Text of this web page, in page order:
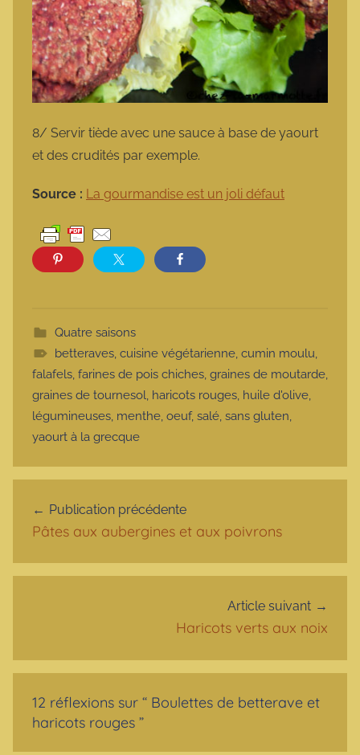
8/ Servir tiède avec une sauce à base de yaourt
et des crudités par exemple.
Source : La gourmandise est un joli défaut
Quatre saisons
betteraves, cuisine végétarienne, cumin moulu,
falafels, farines de pois chiches, graines de moutarde,
graines de tournesol, haricots rouges, huile d'olive,
légumineuses, menthe, oeuf, salé, sans gluten,
yaourt à la grecque
Publication précédente
Pâtes aux aubergines et aux poivrons
Article suivant
Haricots verts aux noix
12 réflexions sur “ Boulettes de betterave et
haricots rouges ”